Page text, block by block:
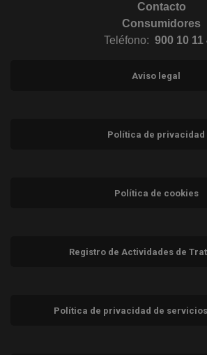
Contacto
Consumidores
Teléfono: 900 10 11
Aviso legal
Política de privacidad
Política de cookies
Registro de Actividades de
Política de privacidad de